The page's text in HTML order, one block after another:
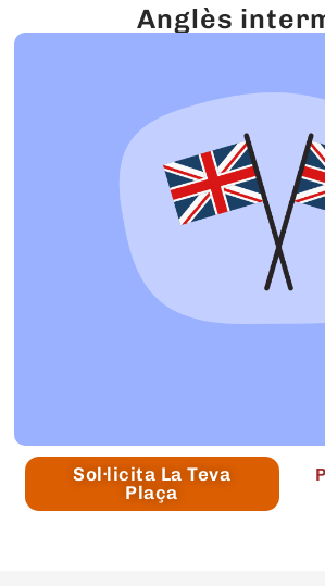
Anglès
Sol·licita La Teva
Plaça